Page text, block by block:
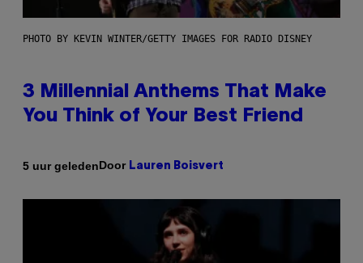
PHOTO BY KEVIN WINTER/GETTY IMAGES FOR RADIO DISNEY
3 Millennial Anthems That Make
You Think of Your Best Friend
5 uur geledenDoor Lauren Boisvert